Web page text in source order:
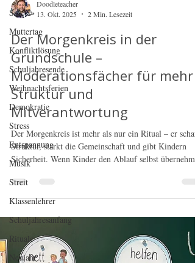
Sale 🥳
Muttertag
Konfliktlösung
Schuljahresende
Weihnachtsferien
Demokratie
Stress
Entspannung
Musik
Streit
Klassenlehrer
Schuljahresanfang
Rituale
Neujahr
Doodleteacher
13. Okt. 2025
2 Min. Lesezeit
Der Morgenkreis in der
Grundschule –
Moderationsfächer für mehr
Struktur und
Mitverantwortung
Der Morgenkreis ist mehr als nur ein Ritual – er
Sicherheit. Wenn Kinder den Ablauf selbst
wächst nicht nur ihr Selbstbewusstsein, sondern auch
unterstützt sie dabei mit klaren Satzanfängen,
und liebevollen Illustrationen – so wird der tägliche